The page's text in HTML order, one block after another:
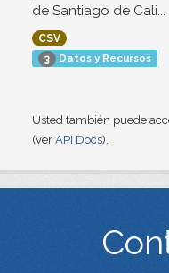
de Santiago de Cali...
CSV
3 Datos y Recursos
Usted también puede
(ver API Docs).